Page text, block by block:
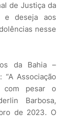
de Justiça da
e deseja aos
nesse
da Bahia –
Associação
com pesar o
Barbosa,
de 2023. O